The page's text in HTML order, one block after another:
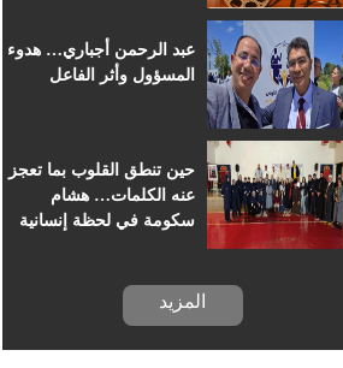
عبد الرحمن أجباري… هدوء
المسؤول وأثر الفاعل
حين تنطق القلوب بما تعجز
عنه الكلمات… هشام
سكومة في لحظة إنسانية
المزيد